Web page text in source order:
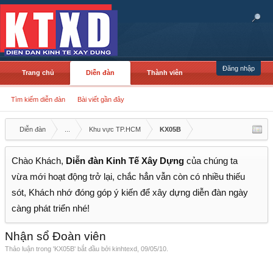
Đăng nhập
Trang chủ Diễn đàn
Tìm kiếm diễn đàn Bài viết gần đây
Thành viên
Diễn đàn Khu vực TP.HCM KX05B
Chào Khách, Diễn đàn Kinh Tế Xây Dựng của chúng ta
vừa mới hoạt động trở lại, chắc hẳn vẫn còn có nhiều thiếu
sót, Khách nhớ đóng góp ý kiến để xây dựng diễn đàn ngày
càng phát triển nhé!
Nhận sổ Đoàn viên
Thảo luận trong 'KX05B' bắt đầu bởi kinhtexd 09/05/10